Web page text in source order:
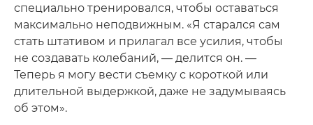
специально тренировался, чтобы оставаться
максимально неподвижным. «Я старался сам
стать штативом и прилагал все усилия, чтобы
не создавать колебаний, — делится он. —
Теперь я могу вести съемку с короткой или
длительной выдержкой, даже не задумываясь
об этом».